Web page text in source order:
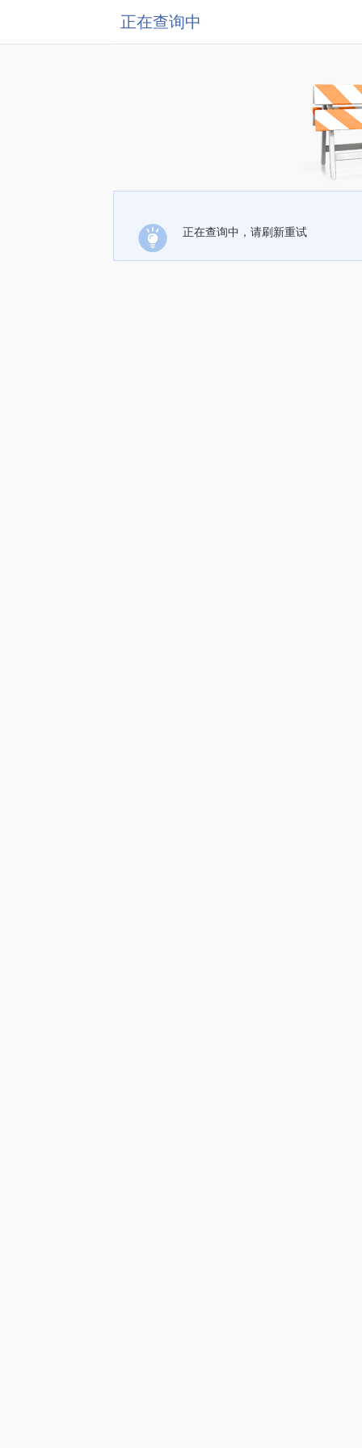
正在查询中
正在查询中，请刷新重试